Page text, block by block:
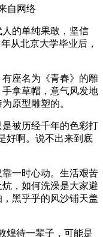
自网络
的单纯果敢，坚信
从北京大学毕业后，
座名为《青春》的雕
拿草帽，意气风发地
原型雕塑的。
被历经千年的色彩打
好啊。说不出来到底
一时心动。生活艰苦
，如何洗澡是大家避
黑乎乎的风沙铺天盖
煌待一辈子，可能是